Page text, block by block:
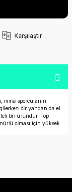
Karşılaştır
mma sporculanın
bir yandan da el
bir üründür. Top
olması için yüksek